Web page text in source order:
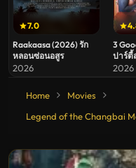
7.0
Raakaasa (2026) รัก
หลอนซ่อนอสูร
2026
3
ปาร์ตี้
ข้ามคืน
2026
Home
Movies
Legend of the Changbai